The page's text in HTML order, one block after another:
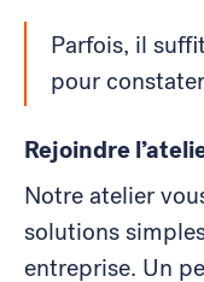
Parfois, il
pour
Rejoindre
Notre atelier
solutions
entreprise. Un